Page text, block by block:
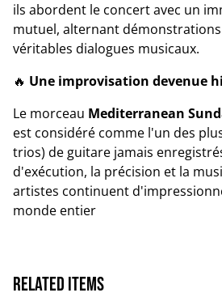
ils abordent le concert avec un
mutuel, alternant
véritables dialogues musicaux.
🔥 Une improvisation devenue
Le morceau Mediterranean
est considéré comme l'un des
trios) de guitare jamais
d'exécution, la précision et la
artistes continuent
monde entier
Related items